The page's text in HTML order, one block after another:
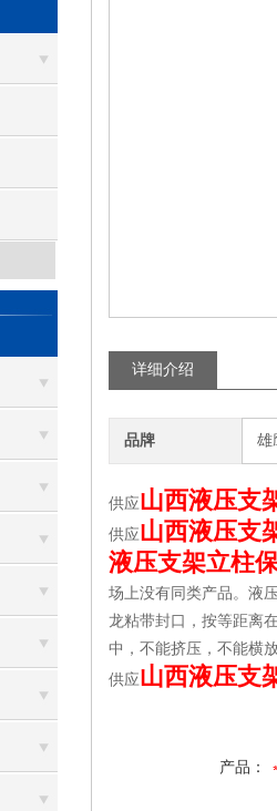
详细介绍
品牌 雄
供应山西液压支
供应山西液压支
液压支架立柱
场上没有同类产品。液
龙粘带封口，按等距离
中，不能挤压，不能横
供应山西液压支
产品：